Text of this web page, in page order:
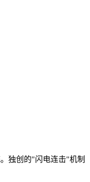
独创的"闪电连击"机制